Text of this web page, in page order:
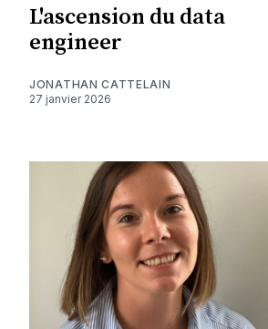
L'ascension du data
engineer
JONATHAN CATTELAIN
27 janvier 2026